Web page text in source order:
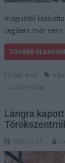
maguktól
segíteni már
TOVÁBB OLVASOM
Kék hírek
tűz, tűzoltóság
Lángra
2026.04.27.